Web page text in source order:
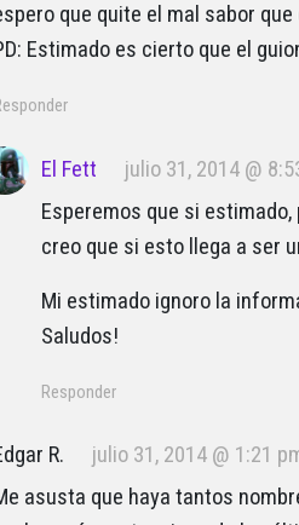
que quite el mal sabor
Estimado es cierto que el
El Fett
julio 31, 2014 @
Esperemos que si
creo que si esto llega a ser
Mi estimado ignoro la
Saludos!
Responder
R.
julio 31, 2014 @ 1:21
asusta que haya tantos